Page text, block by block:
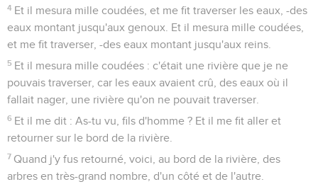
4 Et il mesura mille coudées, et me fit traverser les eaux, -des
eaux montant jusqu'aux genoux. Et il mesura mille coudées,
et me fit traverser, -des eaux montant jusqu'aux reins.
5 Et il mesura mille coudées : c'était une rivière que je ne
pouvais traverser, car les eaux avaient crû, des eaux où il
fallait nager, une rivière qu'on ne pouvait traverser.
6 Et il me dit : As-tu vu, fils d'homme ? Et il me fit aller et
retourner sur le bord de la rivière.
7 Quand j'y fus retourné, voici, au bord de la rivière, des
arbres en très-grand nombre, d'un côté et de l'autre.